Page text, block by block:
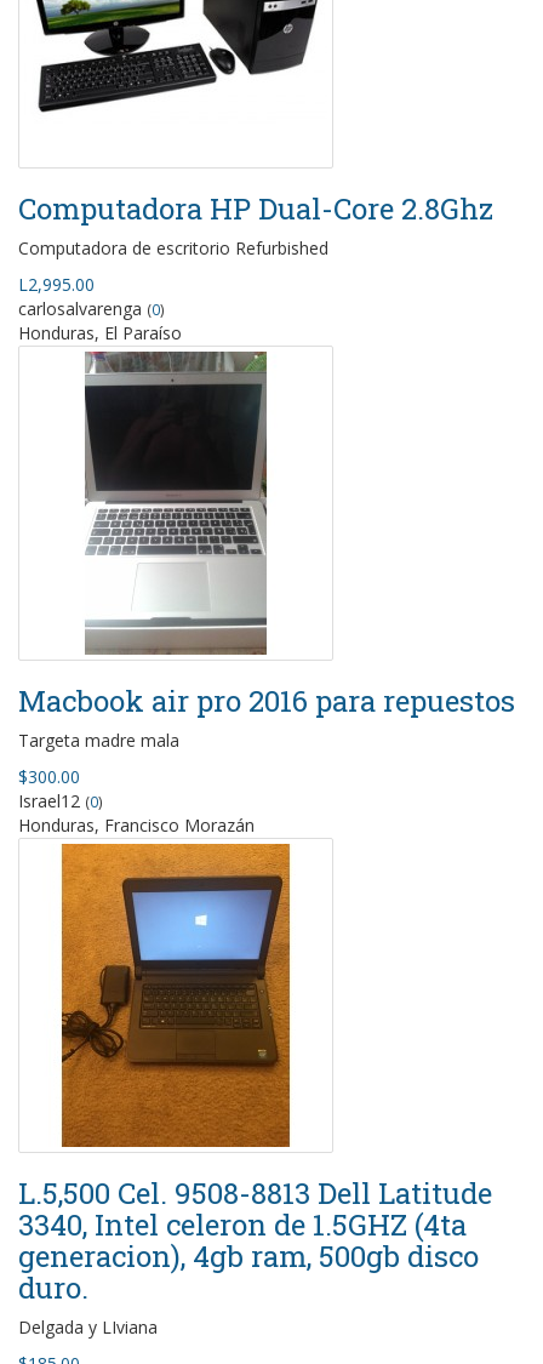
Computadora HP Dual-Core 2.8Ghz
Computadora de escritorio Refurbished
L2,995.00
carlosalvarenga (0)
Honduras, El Paraíso
Macbook air pro 2016 para repuestos
Targeta madre mala
$300.00
Israel12 (0)
Honduras, Francisco Morazán
L.5,500 Cel. 9508-8813 Dell Latitude
3340, Intel celeron de 1.5GHZ (4ta
generacion), 4gb ram, 500gb disco
duro.
Delgada y LIviana